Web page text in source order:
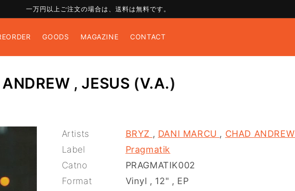
一万円以上ご注文の場合は、送料は無料です。
GOODS MAGAZINE CONTACT
, JESUS (V.A.)
Artists BRYZ , DANI MARCU , CHAD ANDREW
Label
Pragmatik
Catno
PRAGMATIK002
Format
Vinyl , 12" , EP